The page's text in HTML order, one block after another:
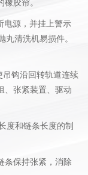
胶帘。
电源，并挂上警示
清洗机易损件。
钩沿回转轨道连续
、张紧装置、驱动
度和链条长度的制
条保持张紧，消除